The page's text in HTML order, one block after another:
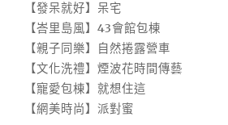
【發呆就好】呆宅
【峇里島風】43會館包棟
【親子同樂】自然捲露營車
【文化洗禮】煙波花時間傳藝
【寵愛包棟】就想住這
【網美時尚】派對蜜